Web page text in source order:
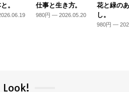
。 仕事と生き方。
980円 — 2026.05.20
花と緑の
し。
980円 —
Look!